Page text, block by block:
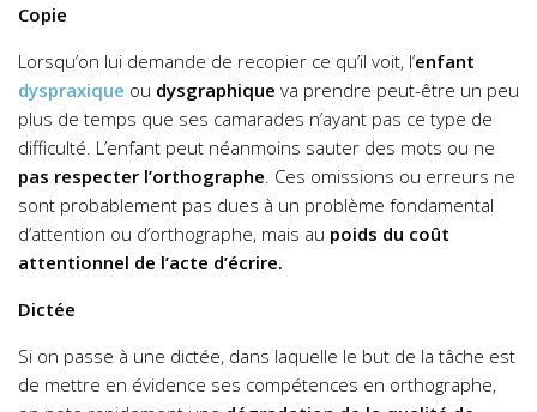
Copie
Lorsqu’on lui demande de recopier ce qu’il voit, l’enfant
dyspraxique ou dysgraphique va prendre peut-être un peu
plus de temps que ses camarades n’ayant pas ce type de
difficulté. L’enfant peut néanmoins sauter des mots ou ne
pas respecter l’orthographe . Ces omissions ou erreurs ne
sont probablement pas dues à un problème fondamental
d’attention ou d’orthographe, mais au poids du coût
attentionnel de l’acte d’écrire.
Dictée
Si on passe à une dictée, dans laquelle le but de la tâche est
de mettre en évidence ses compétences en orthographe,